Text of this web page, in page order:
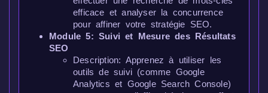
efficace et analyser la concurrence
pour affiner votre stratégie SEO.
Module 5: Suivi et Mesure des Résultats
SEO
Description: Apprenez à utiliser les
outils de suivi (comme Google
Analytics et Google Search Console)